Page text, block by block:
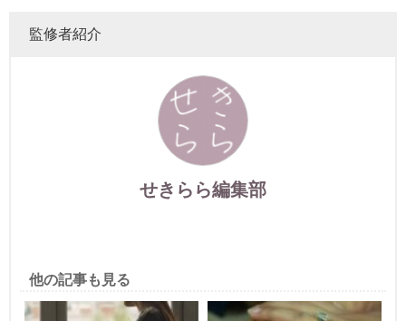
監修者紹介
せきらら編集部
他の記事も見る